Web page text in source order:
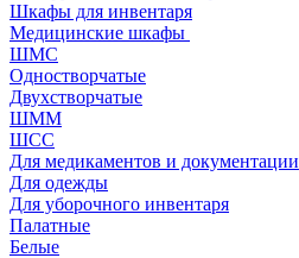
Шкафы для инвентаря
Медицинские шкафы
ШМС
Одностворчатые
Двухстворчатые
ШММ
ШСС
Для медикаментов и документации
Для одежды
Для уборочного инвентаря
Палатные
Белые